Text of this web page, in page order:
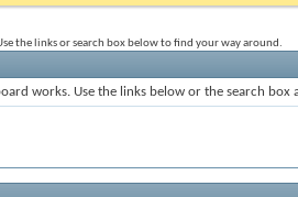
the links or search box below to find your way around.
works. Use the links below or the search